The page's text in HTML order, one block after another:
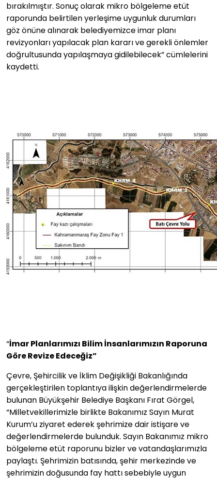
bırakılmıştır. Sonuç olarak mikro bölgeleme etüt
raporunda belirtilen yerleşime uygunluk durumları
göz önüne alınarak belediyemizce imar planı
revizyonları yapılacak plan kararı ve gerekli önlemler
doğrultusunda yapılaşmaya gidilebilecek” cümlelerini
kaydetti.
“İmar Planlarımızı Bilim İnsanlarımızın Raporuna
Göre Revize Edeceğiz”
Çevre, Şehircilik ve İklim Değişikliği Bakanlığında
gerçekleştirilen toplantıya ilişkin değerlendirmelerde
bulunan Büyükşehir Belediye Başkanı Fırat Görgel,
“Milletvekillerimizle birlikte Bakanımız Sayın Murat
Kurum’u ziyaret ederek şehrimize dair istişare ve
değerlendirmelerde bulunduk. Sayın Bakanımız mikro
bölgeleme etüt raporunu bizler ve vatandaşlarımızla
paylaştı. Şehrimizin batısında, şehir merkezinde ve
şehrimizin doğusunda fay hattı sebebiyle uygun